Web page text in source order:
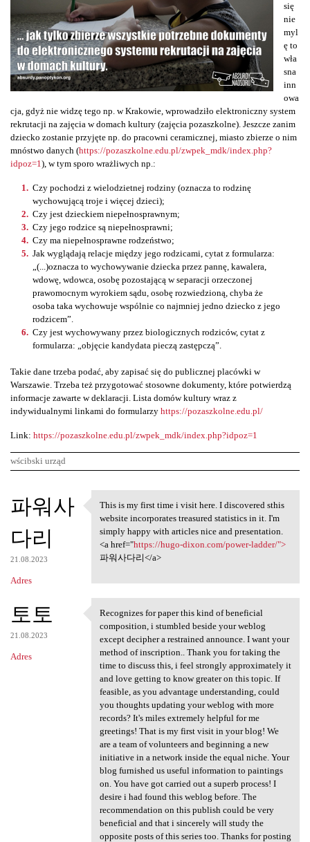
się
nie
myl
ę to
wła
sna
inn
owa
cja, gdyż nie widzę tego np. w Krakowie, wprowadziło elektroniczny system
rekrutacji na zajęcia w domach kultury (zajęcia pozaszkolne). Jeszcze zanim
dziecko zostanie przyjęte np. do pracowni ceramicznej, miasto zbierze o nim
mnóstwo danych (https://pozaszkolne.edu.pl/zwpek_mdk/index.php?
idpoz=1), w tym sporo wrażliwych np.:
Czy pochodzi z wielodzietnej rodziny (oznacza to rodzinę
wychowującą troje i więcej dzieci);
Czy jest dzieckiem niepełnosprawnym;
Czy jego rodzice są niepełnosprawni;
Czy ma niepełnosprawne rodzeństwo;
Jak wyglądają relacje między jego rodzicami, cytat z formularza:
„(...)oznacza to wychowywanie dziecka przez pannę, kawalera,
wdowę, wdowca, osobę pozostającą w separacji orzeczonej
prawomocnym wyrokiem sądu, osobę rozwiedzioną, chyba że
osoba taka wychowuje wspólnie co najmniej jedno dziecko z jego
rodzicem”.
Czy jest wychowywany przez biologicznych rodziców, cytat z
formularza: „objęcie kandydata pieczą zastępczą”.
Takie dane trzeba podać, aby zapisać się do publicznej placówki w
Warszawie. Trzeba też przygotować stosowne dokumenty, które potwierdzą
informacje zawarte w deklaracji. Lista domów kultury wraz z
indywidualnymi linkami do formularzy https://pozaszkolne.edu.pl/
Link: https://pozaszkolne.edu.pl/zwpek_mdk/index.php?idpoz=1
wścibski urząd
K
o
m
e
n
a
r
z
파워사
다리
21.08.2023
Adres
This is my first time i visit
This is my first time i visit here. I discovered sthis
website incorporates treasured statistics in it. I'm
simply happy with articles nice and presentation.
<a href="https://hugo-dixon.com/power-ladder/">
파워사다리</a>
토토
21.08.2023
Adres
Recognizes for paper this
Recognizes for paper this kind of beneficial
composition, i stumbled beside your weblog
except decipher a restrained announce. I want your
method of inscription.. Thank you for taking the
time to discuss this, i feel strongly approximately it
and love getting to know greater on this topic. If
feasible, as you advantage understanding, could
you thoughts updating your weblog with more
records? It's miles extremely helpful for me
greetings! That is my first visit in your blog! We
are a team of volunteers and beginning a new
initiative in a network inside the equal niche. Your
blog furnished us useful information to paintings
on. You have got carried out a superb process! I
desire i had found this weblog before. The
recommendation on this publish could be very
beneficial and that i sincerely will study the
opposite posts of this series too. Thanks for posting